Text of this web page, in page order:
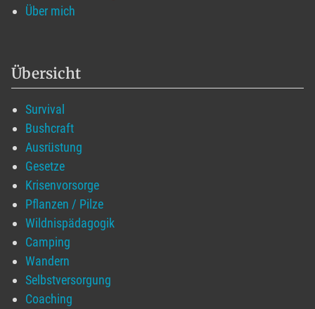
Über mich
Übersicht
Survival
Bushcraft
Ausrüstung
Gesetze
Krisenvorsorge
Pflanzen / Pilze
Wildnispädagogik
Camping
Wandern
Selbstversorgung
Coaching